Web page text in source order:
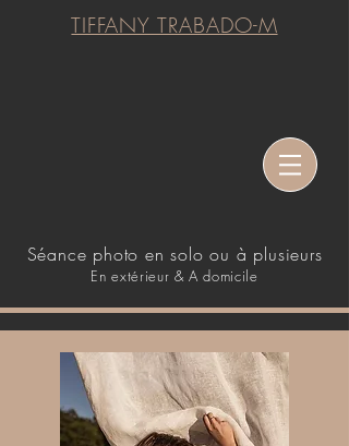
TIFFANY TRABADO-M
Séance photo en solo ou à plusieurs
En extérieur & A domicile